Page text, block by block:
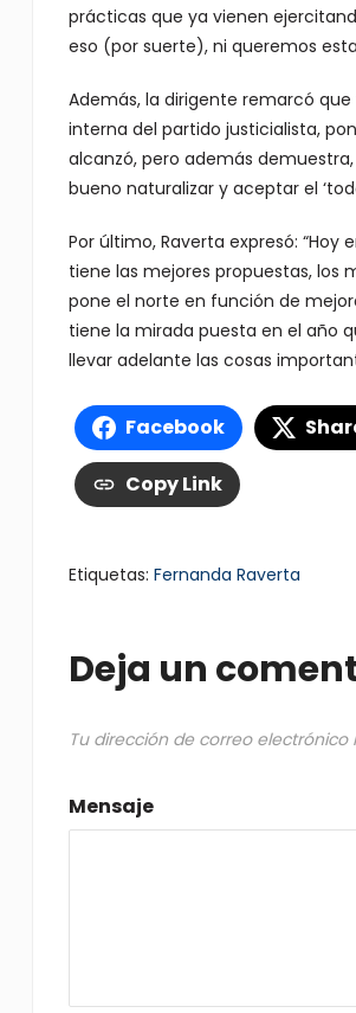
prácticas que ya vienen
eso (por suerte), ni queremos
Además, la dirigente remarcó
interna del partido justicialista,
alcanzó, pero además
bueno naturalizar y aceptar el
Por último, Raverta expresó:
tiene las mejores propuestas, los
pone el norte en función de
tiene la mirada puesta en el año
llevar adelante las cosas
Facebook
Copy Link
Etiquetas: Fernanda Raverta
Deja un
Tu dirección de correo electrónico
Mensaje